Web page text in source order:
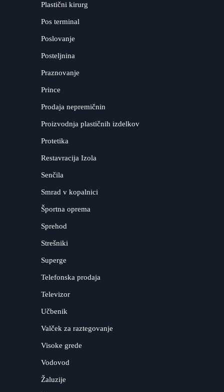
Plastični kirurg
Pos terminal
Poslovanje
Posteljnina
Praznovanje
Prince
Prodaja nepremičnin
Proizvodnja plastičnih izdelkov
Protetika
Restavracija Izola
Senčila
Smrad v kopalnici
Športna oprema
Sprehod
Strešniki
Superge
Telefonska prodaja
Televizor
Učbenik
Valček za raztegovanje
Visoke grede
Vodovod
Žaluzije